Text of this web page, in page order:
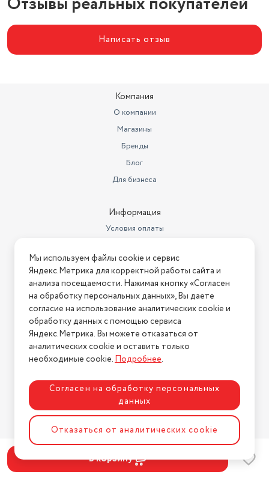
В корзину
Написать отзыв
Компания
О компании
Магазины
Бренды
Блог
Для бизнеса
Информация
Условия оплаты
Условия возврата
Нашли ошибку на сайте? Напишите нам
2026 © Интернет-магазин "АстМаркет". У нас есть всё!
Политика конфиденциальности
Разработка сайтаASTDESIGN
Мы используем файлы cookie и сервис
Яндекс.Метрика для корректной работы сайта и
анализа посещаемости. Нажимая кнопку «Согласен
на обработку персональных данных», Вы даете
согласие на использование аналитических cookie и
обработку данных с помощью сервиса
Яндекс.Метрика. Вы можете отказаться от
аналитических cookie и оставить только
необходимые cookie.Подробнее.
Согласен на обработку персональных
данных
Отказаться от аналитических cookie